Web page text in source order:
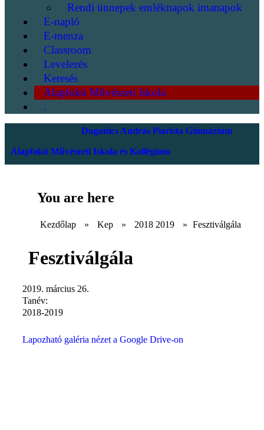
Rendi ünnepek emléknapok imanapok
E-napló
E-menza
Classroom
Levelezés
Keresés
Alapfokú Művészeti Iskola
.
Dugonics András Piarista Gimnázium
Alapfokú Művészeti Iskola és Kollégium
You are here
Kezdőlap » Kep » 2018 2019 » Fesztiválgála
Fesztiválgála
2019. március 26.
Tanév:
2018-2019
Lapozható galéria nézet a Google Drive-on